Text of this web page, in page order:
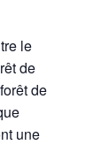
le
de
de
une